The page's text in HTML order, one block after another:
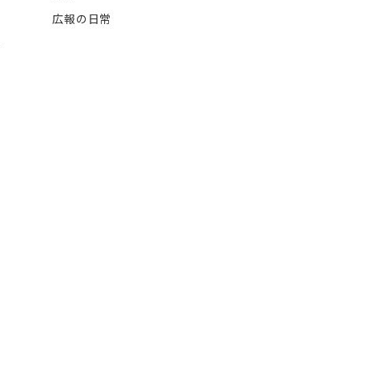
広報の日常